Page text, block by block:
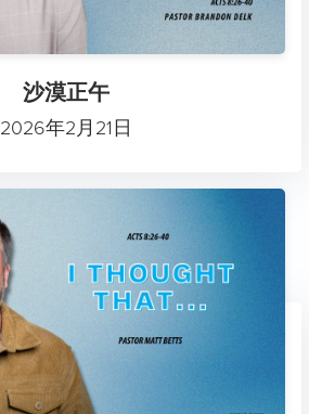
沙漠正午
2026年2月21日